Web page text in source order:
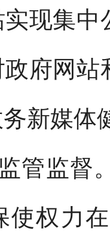
现集
府网
新媒体
管监督
使权力